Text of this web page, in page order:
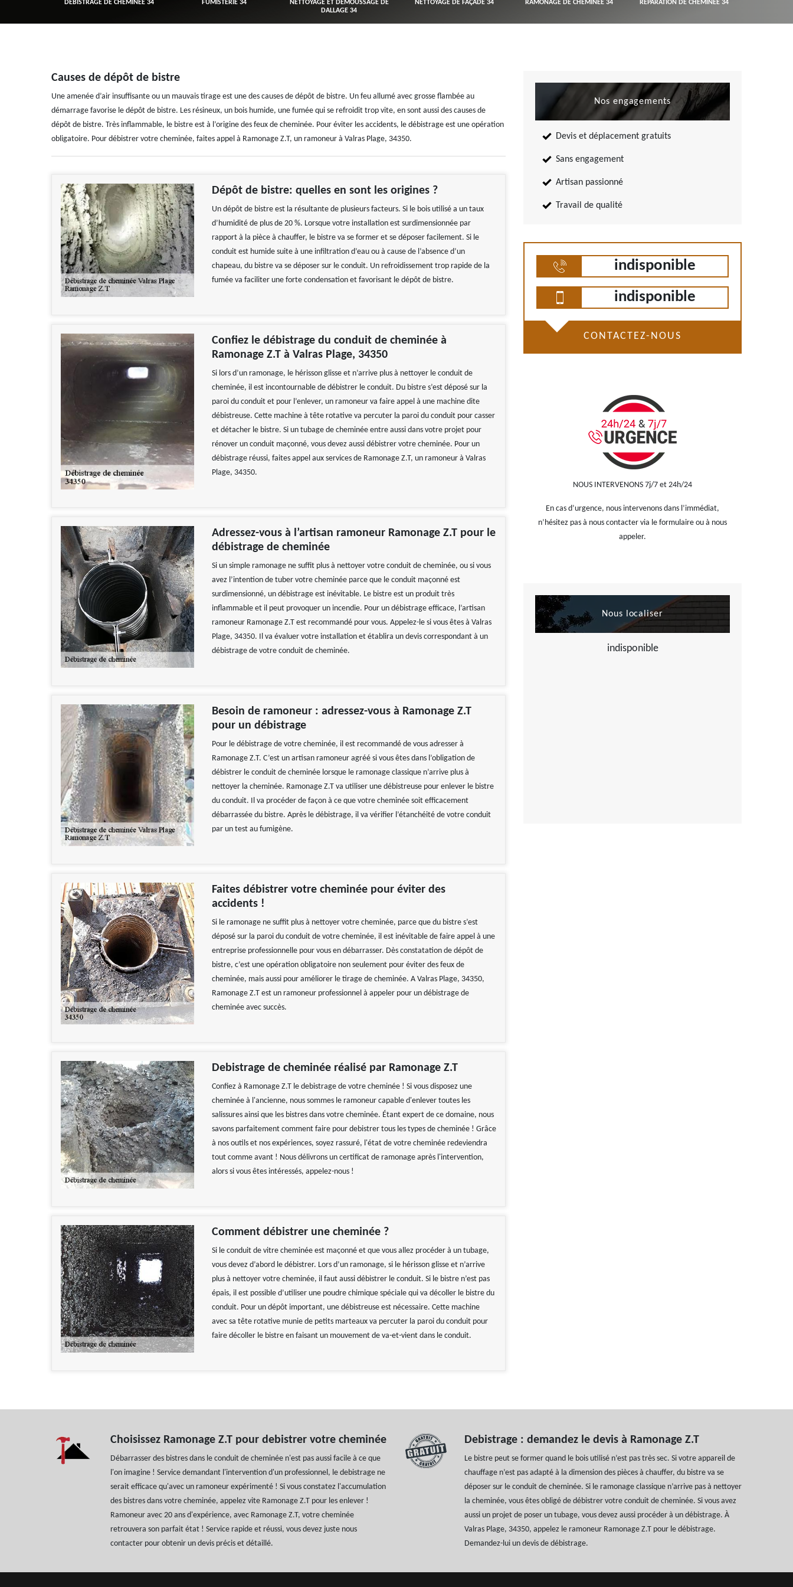
DÉBISTRAGE DE CHEMINÉE 34 FUMISTERIE 34
NETTOYAGE ET DÉMOUSSAGE DE
DALLAGE 34
NETTOYAGE DE FAÇADE 34 RAMONAGE DE CHEMINÉE 34 RÉPARATION DE CHEMINÉE 34
Causes de dépôt de bistre
Une amenée d’air insuffisante ou un mauvais tirage est une des causes de dépôt de bistre. Un feu allumé avec grosse flambée au
démarrage favorise le dépôt de bistre. Les résineux, un bois humide, une fumée qui se refroidit trop vite, en sont aussi des causes de
dépôt de bistre. Très inflammable, le bistre est à l’origine des feux de cheminée. Pour éviter les accidents, le débistrage est une opération
obligatoire. Pour débistrer votre cheminée, faites appel à Ramonage Z.T, un ramoneur à Valras Plage, 34350.
Dépôt de bistre: quelles en sont les origines ?
Un dépôt de bistre est la résultante de plusieurs facteurs. Si le bois utilisé a un taux
d’humidité de plus de 20 %. Lorsque votre installation est surdimensionnée par
rapport à la pièce à chauffer, le bistre va se former et se déposer facilement. Si le
conduit est humide suite à une infiltration d’eau ou à cause de l’absence d’un
chapeau, du bistre va se déposer sur le conduit. Un refroidissement trop rapide de la
fumée va faciliter une forte condensation et favorisant le dépôt de bistre.
Confiez le débistrage du conduit de cheminée à
Ramonage Z.T à Valras Plage, 34350
Si lors d’un ramonage, le hérisson glisse et n’arrive plus à nettoyer le conduit de
cheminée, il est incontournable de débistrer le conduit. Du bistre s’est déposé sur la
paroi du conduit et pour l’enlever, un ramoneur va faire appel à une machine dite
débistreuse. Cette machine à tête rotative va percuter la paroi du conduit pour casser
et détacher le bistre. Si un tubage de cheminée entre aussi dans votre projet pour
rénover un conduit maçonné, vous devez aussi débistrer votre cheminée. Pour un
débistrage réussi, faites appel aux services de Ramonage Z.T, un ramoneur à Valras
Plage, 34350.
Adressez-vous à l’artisan ramoneur Ramonage Z.T pour le
débistrage de cheminée
Si un simple ramonage ne suffit plus à nettoyer votre conduit de cheminée, ou si vous
avez l’intention de tuber votre cheminée parce que le conduit maçonné est
surdimensionné, un débistrage est inévitable. Le bistre est un produit très
inflammable et il peut provoquer un incendie. Pour un débistrage efficace, l’artisan
ramoneur Ramonage Z.T est recommandé pour vous. Appelez-le si vous êtes à Valras
Plage, 34350. Il va évaluer votre installation et établira un devis correspondant à un
débistrage de votre conduit de cheminée.
Besoin de ramoneur : adressez-vous à Ramonage Z.T
pour un débistrage
Pour le débistrage de votre cheminée, il est recommandé de vous adresser à
Ramonage Z.T. C’est un artisan ramoneur agréé si vous êtes dans l’obligation de
débistrer le conduit de cheminée lorsque le ramonage classique n’arrive plus à
nettoyer la cheminée. Ramonage Z.T va utiliser une débistreuse pour enlever le bistre
du conduit. Il va procéder de façon à ce que votre cheminée soit efficacement
débarrassée du bistre. Après le débistrage, il va vérifier l’étanchéité de votre conduit
par un test au fumigène.
Faites débistrer votre cheminée pour éviter des
accidents !
Si le ramonage ne suffit plus à nettoyer votre cheminée, parce que du bistre s’est
déposé sur la paroi du conduit de votre cheminée, il est inévitable de faire appel à une
entreprise professionnelle pour vous en débarrasser. Dès constatation de dépôt de
bistre, c’est une opération obligatoire non seulement pour éviter des feux de
cheminée, mais aussi pour améliorer le tirage de cheminée. A Valras Plage, 34350,
Ramonage Z.T est un ramoneur professionnel à appeler pour un débistrage de
cheminée avec succès.
Debistrage de cheminée réalisé par Ramonage Z.T
Confiez à Ramonage Z.T le debistrage de votre cheminée ! Si vous disposez une
cheminée à l'ancienne, nous sommes le ramoneur capable d'enlever toutes les
salissures ainsi que les bistres dans votre cheminée. Étant expert de ce domaine, nous
savons parfaitement comment faire pour debistrer tous les types de cheminée ! Grâce
à nos outils et nos expériences, soyez rassuré, l'état de votre cheminée redeviendra
tout comme avant ! Nous délivrons un certificat de ramonage après l'intervention,
alors si vous êtes intéressés, appelez-nous !
Comment débistrer une cheminée ?
Si le conduit de vitre cheminée est maçonné et que vous allez procéder à un tubage,
vous devez d’abord le débistrer. Lors d’un ramonage, si le hérisson glisse et n’arrive
plus à nettoyer votre cheminée, il faut aussi débistrer le conduit. Si le bistre n’est pas
épais, il est possible d’utiliser une poudre chimique spéciale qui va décoller le bistre du
conduit. Pour un dépôt important, une débistreuse est nécessaire. Cette machine
avec sa tête rotative munie de petits marteaux va percuter la paroi du conduit pour
faire décoller le bistre en faisant un mouvement de va-et-vient dans le conduit.
Nos engagements
Devis et déplacement gratuits
Sans engagement
Artisan passionné
Travail de qualité
indisponible
indisponible
CONTACTEZ-NOUS
NOUS INTERVENONS 7j/7 et 24h/24
En cas d’urgence, nous intervenons dans l’immédiat,
n’hésitez pas à nous contacter via le formulaire ou à nous
appeler.
Nous localiser
indisponible
Choisissez Ramonage Z.T pour debistrer votre cheminée
Débarrasser des bistres dans le conduit de cheminée n'est pas aussi facile à ce que
l'on imagine ! Service demandant l'intervention d'un professionnel, le debistrage ne
serait efficace qu'avec un ramoneur expérimenté ! Si vous constatez l'accumulation
des bistres dans votre cheminée, appelez vite Ramonage Z.T pour les enlever !
Ramoneur avec 20 ans d'expérience, avec Ramonage Z.T, votre cheminée
retrouvera son parfait état ! Service rapide et réussi, vous devez juste nous
contacter pour obtenir un devis précis et détaillé.
Debistrage : demandez le devis à Ramonage Z.T
Le bistre peut se former quand le bois utilisé n’est pas très sec. Si votre appareil de
chauffage n’est pas adapté à la dimension des pièces à chauffer, du bistre va se
déposer sur le conduit de cheminée. Si le ramonage classique n’arrive pas à nettoyer
la cheminée, vous êtes obligé de débistrer votre conduit de cheminée. Si vous avez
aussi un projet de poser un tubage, vous devez aussi procéder à un débistrage. À
Valras Plage, 34350, appelez le ramoneur Ramonage Z.T pour le débistrage.
Demandez-lui un devis de débistrage.